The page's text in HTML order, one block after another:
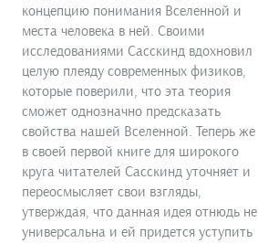
концепцию понимания Вселенной и
места человека в ней. Своими
исследованиями Сасскинд вдохновил
целую плеяду современных физиков,
которые поверили, что эта теория
сможет однозначно предсказать
свойства нашей Вселенной. Теперь же
в своей первой книге для широкого
круга читателей Сасскинд уточняет и
переосмысляет свои взгляды,
утверждая, что данная идея отнюдь не
универсальна и ей придется уступить